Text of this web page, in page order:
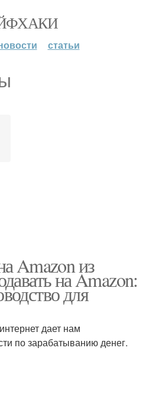
статьи
Amazon из
на Amazon:
для
дает нам
по зарабатыванию денег.